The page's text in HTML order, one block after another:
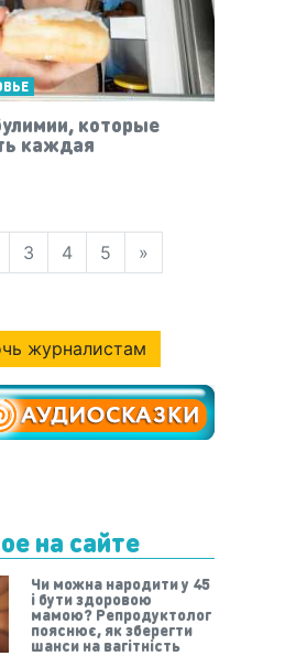
которые
каждая
3 4 5 »
журналистам
на сайте
Чи можна народити у 45
і бути здоровою
мамою? Репродуктолог
пояснює, як зберегти
шанси на вагітність